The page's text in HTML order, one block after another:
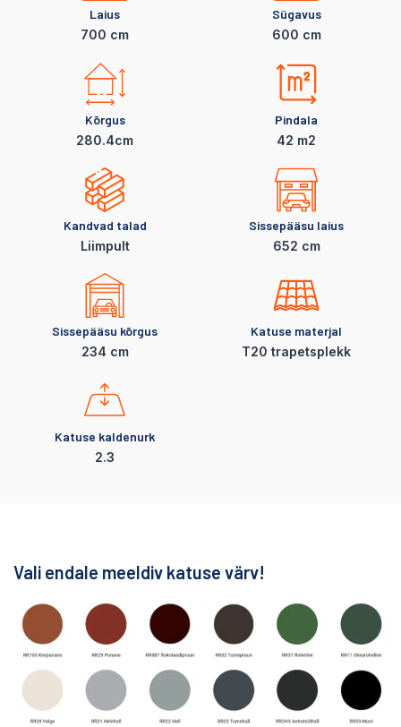
Laius
700 cm
Sügavus
600 cm
Kõrgus
280.4cm
Pindala
42 m2
Kandvad talad
LiimpuIt
Sissepääsu laius
652 cm
Sissepääsu kõrgus
234 cm
Katuse materjal
T20 trapetsplekk
Katuse kaldenurk
2.3
Vali endale meeldiv katuse värv!